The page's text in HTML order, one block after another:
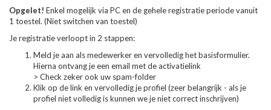
Opgelet! Enkel mogelijk via PC en de gehele registratie periode vanuit
1 toestel. (Niet switchen van toestel)
Je registratie verloopt in 2 stappen:
Meld je aan als medewerker en vervolledig het basisformulier.
Hierna ontvang je een email met de activatielink
> Check zeker ook uw spam-folder
Klik op de link en vervolledig je profiel (zeer belangrijk - als je
profiel niet volledig is kunnen we je niet correct inschrijven)